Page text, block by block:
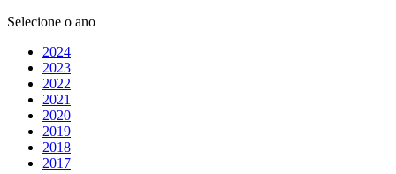
Selecione o ano
2024
2023
2022
2021
2020
2019
2018
2017